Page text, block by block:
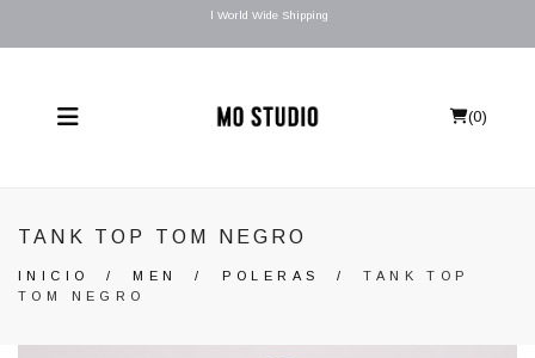
l World Wide Shipping
(0)
TANK TOP TOM NEGRO
INICIO /MEN / POLERAS /TANK TOP
TOM NEGRO